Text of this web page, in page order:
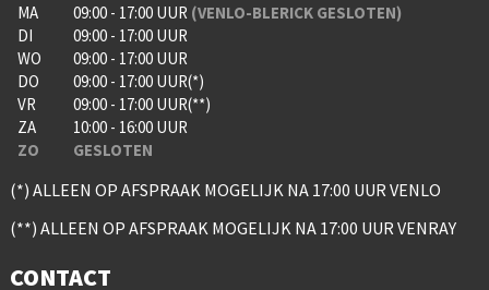
MA 09:00 - 17:00 UUR (VENLO-BLERICK GESLOTEN)
DI
09:00 - 17:00 UUR
WO
09:00 - 17:00 UUR
DO
09:00 - 17:00 UUR(*)
VR
09:00 - 17:00 UUR(**)
ZA
10:00 - 16:00 UUR
ZO
GESLOTEN
(*) ALLEEN OP AFSPRAAK MOGELIJK NA 17:00 UUR VENLO
(**) ALLEEN OP AFSPRAAK MOGELIJK NA 17:00 UUR VENRAY
CONTACT